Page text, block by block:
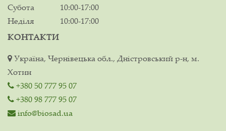
Субота
10:00-17:00
Неділя
10:00-17:00
КОНТАКТИ
Україна, Чернівецька обл., Дністровський р-н, м.
Хотин
+380 50 777 95 07
+380 98 777 95 07
info@biosad.ua